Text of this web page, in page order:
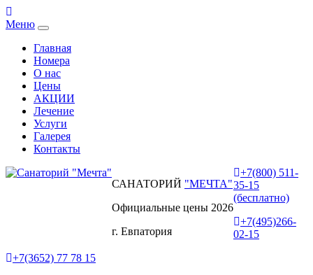
Меню
Главная
Номера
О нас
Цены
АКЦИИ
Лечение
Услуги
Галерея
Контакты
САНАТОРИЙ "МЕЧТА"
Официальные цены 2026
г. Евпатория
+7(800) 511-
35-15
(бесплатно)
+7(495)266-
02-15
+7(3652) 77 78 15